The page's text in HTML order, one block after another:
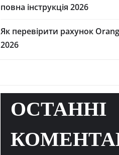
повна інструкція 2026
Як перевірити рахунок
2026
ОСТАННІ